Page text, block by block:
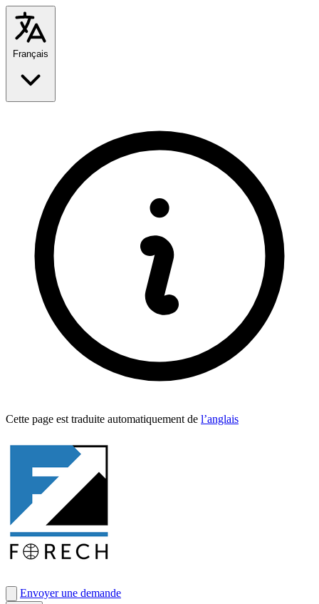
Cette page est traduite automa­tique­ment de l’anglais
Envoyer une demande